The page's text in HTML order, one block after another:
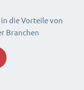
die Vorteile von
Branchen